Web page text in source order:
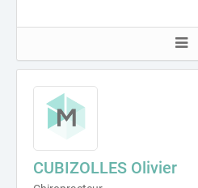
CUBIZOLLES Olivier